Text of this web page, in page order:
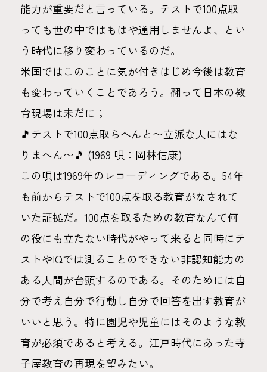
能力が重要だと言っている。テストで100点取
っても世の中ではもはや通用しませんよ、とい
う時代に移り変わっているのだ。
米国ではこのことに気が付きはじめ今後は教育
も変わっていくことであろう。翻って日本の教
育現場は未だに；
🎵テストで100点取らへんと〜立派な人にはな
りまへん〜🎵 (1969 唄：岡林信康)
この唄は1969年のレコーディングである。54年
も前からテストで100点を取る教育がなされて
いた証拠だ。100点を取るための教育なんて何
の役にも立たない時代がやって来ると同時にテ
ストやIQでは測ることのできない非認知能力の
ある人間が台頭するのである。そのためには自
分で考え自分で行動し自分で回答を出す教育が
いいと思う。特に園児や児童にはそのような教
育が必須であると考える。江戸時代にあった寺
子屋教育の再現を望みたい。